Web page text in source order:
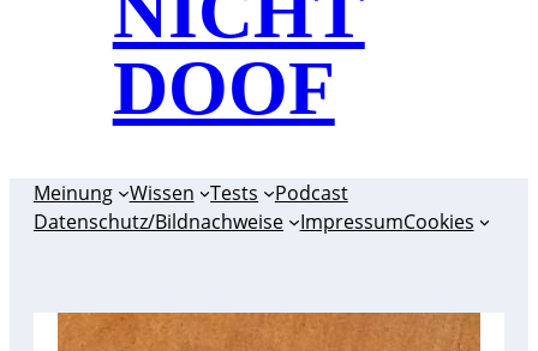
DOOF
Meinung Wissen Tests
Podcast
Datenschutz/Bildnachweise
ImpressumCookies